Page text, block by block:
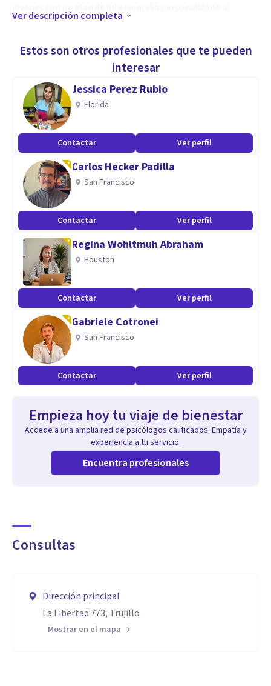
haríamos una sesión semanal de una hora presencial y una
sesión de acompañamiento incluído en modalidad virtual
con el fin de lograr una mejoría eficiente.
El costo de la sesión es de 50.00 nuevos soles.
Aptitudes
Soy Psicoterapeuta Gestalt y especializada en tratamiento
cognitivo conductual.
Ver descripción completa
Estos son otros profesionales que te pueden
interesar
Jessica Perez Rubio
Florida
Contactar Ver perfil
Carlos Hecker Padilla
San Francisco
Contactar Ver perfil
Regina Wohltmuh Abraham
Houston
Contactar Ver perfil
Gabriele Cotronei
San Francisco
Contactar Ver perfil
Empieza hoy tu viaje de bienestar
Accede a una amplia red de psicólogos calificados. Empatía y
experiencia a tu servicio.
Encuentra profesionales
Consultas
Dirección principal
La Libertad 773, Trujillo
Mostrar en el mapa